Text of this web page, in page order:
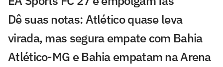
Dê suas notas: Atlético quase leva
virada, mas segura empate com Bahia
Atlético-MG e Bahia empatam na Arena